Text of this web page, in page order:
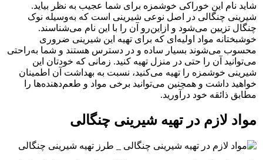
شاید نام این خوراکی خوشمزه برای شما عجیب به نظر بیاید.
شیرینی چنگالی در اصل نوعی شیرینی است که به‌وسیله نوک
چنگال تزیین می‌شود و ازاین‌رو آن را با این نام می‌شناسند.
خوشبختانه مواد اولیه‌ای که برای تهیه این شیرینی ضروری
محسوب می‌شوند بسیار ساده و در دسترس هستند و شما به‌راحتی
می‌توانید آن را حتی در منزل تهیه کنید. زمانی که خودتان این
شیرینی خوشمزه را تهیه می‌کنید، نسبت به بهداشت آن اطمینان
خواهید داشت و همچنین می‌توانید برخی مواد و طعم‌دهنده‌ها را
مطابق ذائقه خود درآورید.
مواد لازم در تهیه شیرینی چنگالی